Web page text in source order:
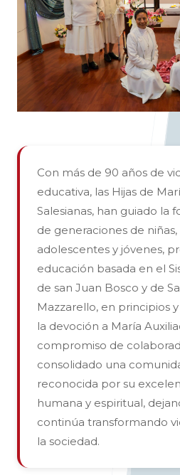
Con más de 90 años de
educativa, las Hijas de
Salesianas, han guiado la
de generaciones de niñas,
adolescentes y jóvenes,
educación basada en el
de san Juan Bosco y de
Mazzarello, en principios
la devoción a María
compromiso de
consolidado una
reconocida por su
humana y espiritual,
continúa transformando
la sociedad.